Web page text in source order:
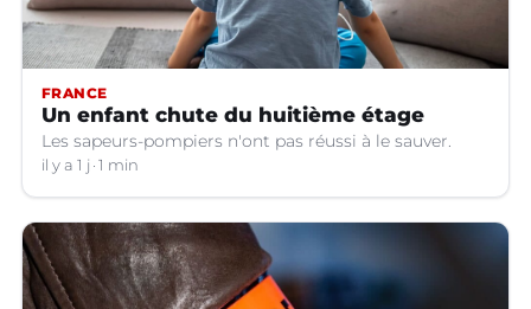
FRANCE
Un enfant chute du huitième étage
Les sapeurs-pompiers n'ont pas réussi à le sauver.
il y a 1 j 1 min